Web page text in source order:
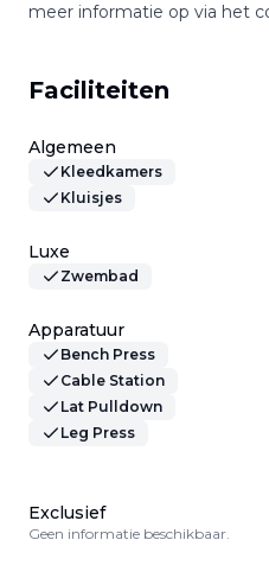
meer informatie op via het
Faciliteiten
Algemeen
Kleedkamers
Kluisjes
Luxe
Zwembad
Apparatuur
Bench Press
Cable Station
Lat Pulldown
Leg Press
Exclusief
Geen informatie beschikbaar.